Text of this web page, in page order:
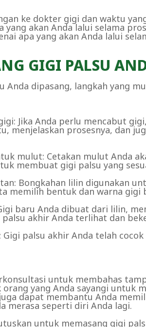
ke dokter gigi dan waktu
yang akan Anda lalui selama
apa yang akan Anda lalui
GIGI PALSU
Anda dipasang, langkah yang
Jika Anda perlu mencabut
menjelaskan prosesnya, dan
mulut: Cetakan mulut Anda
membuat gigi palsu yang
Bongkahan lilin digunakan
memilih bentuk dan warna gigi
baru Anda dibuat dari lilin,
palsu akhir Anda terlihat dan
palsu akhir Anda telah
untuk membahas
orang yang Anda sayangi untuk
dapat membantu Anda
merasa seperti diri Anda lagi.
untuk memasang gigi